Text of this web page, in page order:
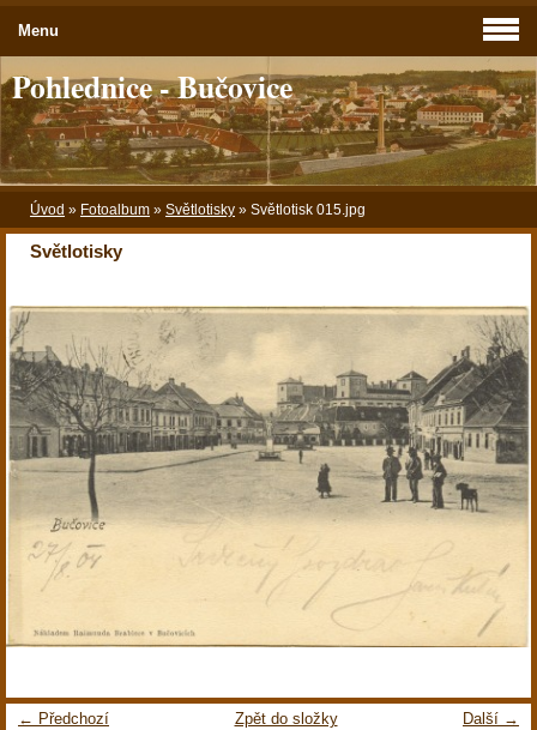
Pohlednice - Bučovice
Úvod » Fotoalbum » Světlotisky » Světlotisk 015.jpg
Světlotisky
← Předchozí Další →
Zpět do složky
Menu